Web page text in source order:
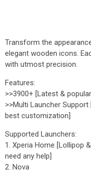
Transform the
elegant wooden icons.
with utmost precision.
Features:
>>3900+ [Latest &
>>Multi Launcher
best customization]
Supported Launchers:
1. Xperia Home [Lollipop
need any help]
2. Nova